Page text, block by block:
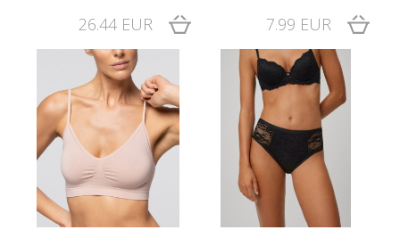
26.44 EUR
7.99 EUR